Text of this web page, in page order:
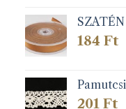
184 Ft
201 Ft